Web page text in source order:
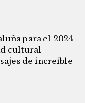
para el 2024
cultural,
de increíble